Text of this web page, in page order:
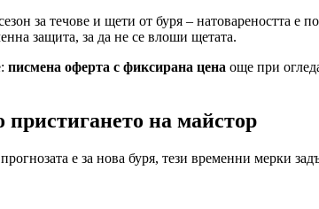
за течове и щети от буря – натовареността
защита, за да не се влоши щетата.
писмена оферта с фиксирана цена още при
на майстор
е за нова буря, тези временни мерки